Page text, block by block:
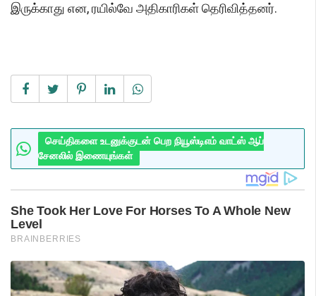
இருக்காது என, ரயில்வே அதிகாரிகள் தெரிவித்தனர்.
செய்திகளை உடனுக்குடன் பெற நியூஸ்டிஎம் வாட்ஸ் ஆப்
சேனலில் இணையுங்கள்